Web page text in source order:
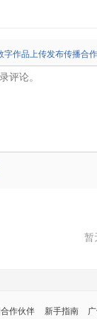
字作品上传发布传播合
暂
作伙伴 新手指南